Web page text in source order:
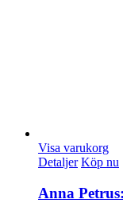
Visa varukorg
Detaljer Köp nu
Anna